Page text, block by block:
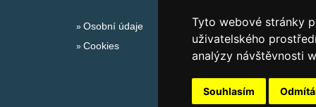
Tyto webové stránky
uživatelského
analýzy návštěvnosti
Souhlasím
Osobní údaje
Cookies